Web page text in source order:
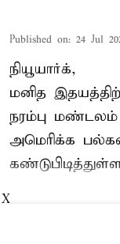
Published on: 24 Jul
நியூயார்க்,
மனித
நரம்பு
அமெரிக்க
X